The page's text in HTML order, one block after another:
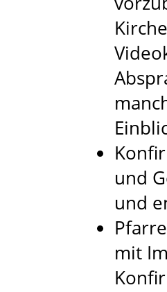
und
und
mit